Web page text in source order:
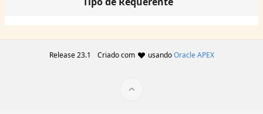
Release 23.1 Criado com usandoOracle APEX